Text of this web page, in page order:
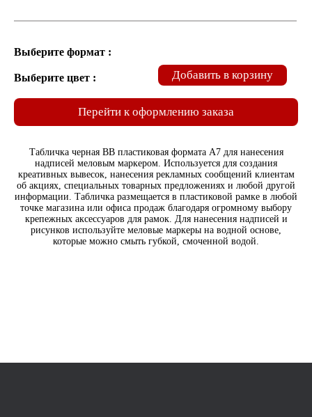
Выберите формат :
Выберите цвет : Добавить в корзину
Перейти к оформлению заказа
Табличка черная BB пластиковая формата A7 для нанесения
надписей меловым маркером. Используется для создания
креативных вывесок, нанесения рекламных сообщений клиентам
об акциях, специальных товарных предложениях и любой другой
информации. Табличка размещается в пластиковой рамке в любой
точке магазина или офиса продаж благодаря огромному выбору
крепежных аксессуаров для рамок. Для нанесения надписей и
рисунков используйте меловые маркеры на водной основе,
которые можно смыть губкой, смоченной водой.